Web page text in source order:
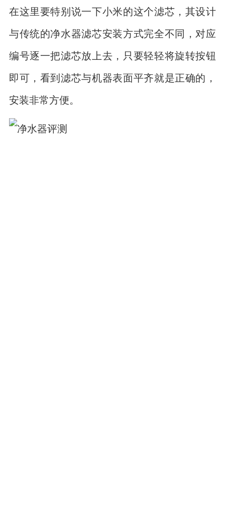
在这里要特别说一下小米的这个滤芯，其设计
与传统的净水器滤芯安装方式完全不同，对应
编号逐一把滤芯放上去，只要轻轻将旋转按钮
即可，看到滤芯与机器表面平齐就是正确的，
安装非常方便。